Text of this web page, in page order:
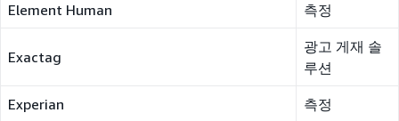
Element Human 측정
Exactag
광고 게재 솔
루션
Experian 측정